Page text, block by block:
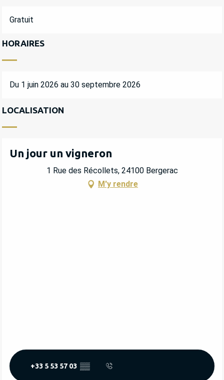
Gratuit
HORAIRES
Du 1 juin 2026 au 30 septembre 2026
LOCALISATION
Un jour un vigneron
1 Rue des Récollets, 24100 Bergerac
M'y rendre
+33 5 53 57 03 ▒▒